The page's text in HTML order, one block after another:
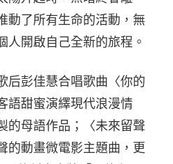
動了所有生命的活動，無
人開啟自己全新的旅程。
后彭佳慧合唱歌曲〈你的
語甜蜜演繹現代浪漫情
的母語作品；〈未來留聲
的動畫微電影主題曲，更